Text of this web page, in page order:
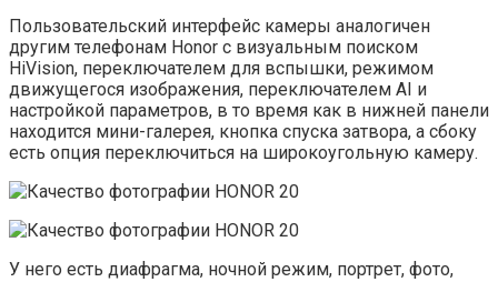
Пользовательский интерфейс камеры аналогичен
другим телефонам Honor с визуальным поиском
HiVision, переключателем для вспышки, режимом
движущегося изображения, переключателем AI и
настройкой параметров, в то время как в нижней панели
находится мини-галерея, кнопка спуска затвора, а сбоку
есть опция переключиться на широкоугольную камеру.
У него есть диафрагма, ночной режим, портрет, фото,